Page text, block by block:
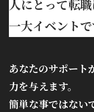
人にとって転職
一大イベントで
あなたのサポート
力を与えます。
簡単な事ではない